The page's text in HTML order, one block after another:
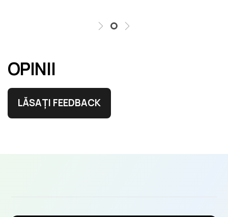
OPINII
LĂSAȚI FEEDBACK